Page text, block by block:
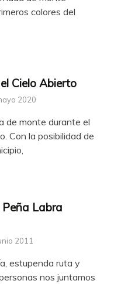
colores del
Cielo Abierto
2020
de monte durante el
Con la posibilidad de
Labra
2011
estupenda ruta y
nos juntamos